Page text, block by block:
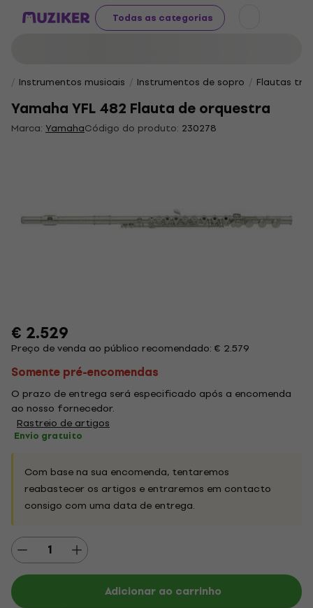
Todas as categorias
Instrumentos musicais Instrumentos de sopro Flautas
Yamaha YFL 482 Flauta de orquestra
Marca: YamahaCódigo do produto: 230278
€ 2.529
Preço de venda ao público recomendado: € 2.579
Somente pré-encomendas
O prazo de entrega será especificado após a encomenda
ao nosso fornecedor.
Rastreio de artigos
Envio gratuito
Com base na sua encomenda, tentaremos
reabastecer os artigos e entraremos em contacto
consigo com uma data de entrega.
Adicionar ao carrinho